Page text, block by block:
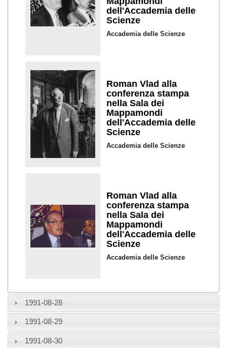
dell'Accademia delle
Scienze
Accademia delle Scienze
Roman Vlad alla
conferenza stampa
nella Sala dei
Mappamondi
dell'Accademia delle
Scienze
Accademia delle Scienze
Roman Vlad alla
conferenza stampa
nella Sala dei
Mappamondi
dell'Accademia delle
Scienze
Accademia delle Scienze
1991-08-28
1991-08-29
1991-08-30